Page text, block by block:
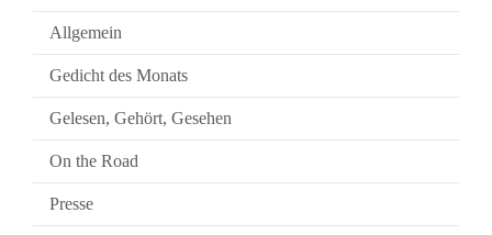
Allgemein
Gedicht des Monats
Gelesen, Gehört, Gesehen
On the Road
Presse